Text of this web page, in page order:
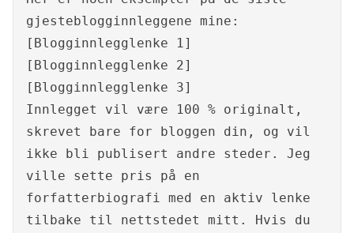
gjesteblogginnleggene mine:
[Blogginnlegglenke 1]
[Blogginnlegglenke 2]
[Blogginnlegglenke 3]
Innlegget vil være 100 % originalt,
skrevet bare for bloggen din, og vil
ikke bli publisert andre steder. Jeg
ville sette pris på en
forfatterbiografi med en aktiv lenke
tilbake til nettstedet mitt. Hvis du